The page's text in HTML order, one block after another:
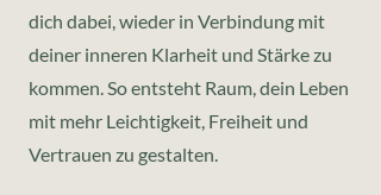
dich dabei, wieder in Verbindung mit
deiner inneren Klarheit und Stärke zu
kommen. So entsteht Raum, dein Leben
mit mehr Leichtigkeit, Freiheit und
Vertrauen zu gestalten.